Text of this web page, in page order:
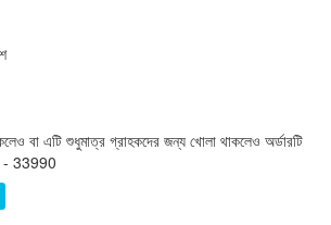
বা এটি শুধুমাত্র গ্রাহকদের জন্য খোলা থাকলেও অর্ডারটি
- 33990